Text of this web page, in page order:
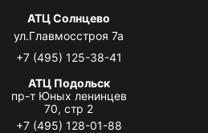
АТЦ Солнцево
ул.Главмосстроя 7а
+7 (495) 125-38-41
АТЦ Подольск
пр-т Юных ленинцев
70, стр 2
+7 (495) 128-01-88